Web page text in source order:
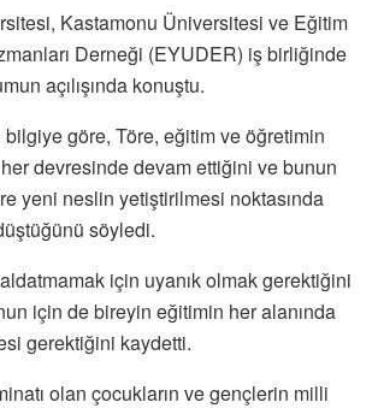
Kastamonu Üniversitesi ve Eğitim
Derneği (EYUDER) iş birliğinde
açılışında konuştu.
göre, Töre, eğitim ve öğretimin
her devresinde devam ettiğini ve bunun
yeni neslin yetiştirilmesi noktasında
söyledi.
için uyanık olmak gerektiğini
için de bireyin eğitimin her alanında
gerektiğini kaydetti.
olan çocukların ve gençlerin milli